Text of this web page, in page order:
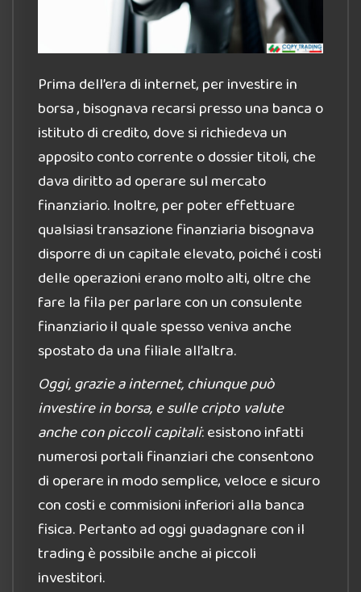
Prima dell’era di internet, per investire in
borsa , bisognava recarsi presso una banca o
istituto di credito, dove si richiedeva un
apposito conto corrente o dossier titoli, che
dava diritto ad operare sul mercato
finanziario. Inoltre, per poter effettuare
qualsiasi transazione finanziaria bisognava
disporre di un capitale elevato, poiché i costi
delle operazioni erano molto alti, oltre che
fare la fila per parlare con un consulente
finanziario il quale spesso veniva anche
spostato da una filiale all’altra.
Oggi, grazie a internet, chiunque può
investire in borsa, e sulle cripto valute
anche con piccoli capitali: esistono infatti
numerosi portali finanziari che consentono
di operare in modo semplice, veloce e sicuro
con costi e commisioni inferiori alla banca
fisica. Pertanto ad oggi guadagnare con il
trading è possibile anche ai piccoli
investitori.